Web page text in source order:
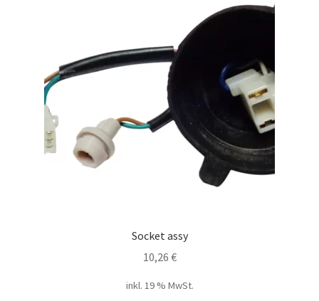
Socket assy
10,26 €
inkl. 19 % MwSt.